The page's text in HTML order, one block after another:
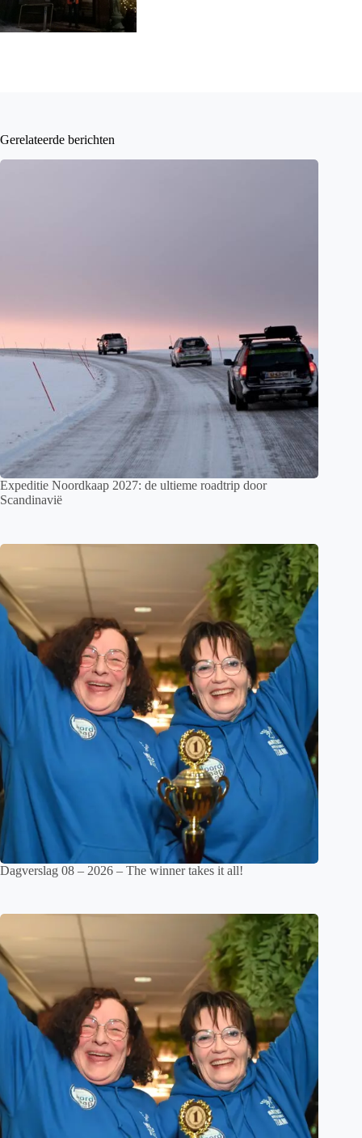
Gerelateerde berichten
Expeditie Noordkaap 2027: de ultieme roadtrip door
Scandinavië
Dagverslag 08 – 2026 – The winner takes it all!